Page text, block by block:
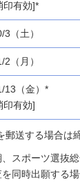
印有効]*
3（土）
2（月）
13（金）*
印有効]
郵送する場合は
スポーツ選抜
同時出願する